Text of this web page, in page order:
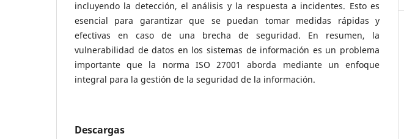
incluyendo la detección, el análisis y la respuesta a incidentes. Esto es
esencial para garantizar que se puedan tomar medidas rápidas y
efectivas en caso de una brecha de seguridad. En resumen, la
vulnerabilidad de datos en los sistemas de información es un problema
importante que la norma ISO 27001 aborda mediante un enfoque
integral para la gestión de la seguridad de la información.
Descargas